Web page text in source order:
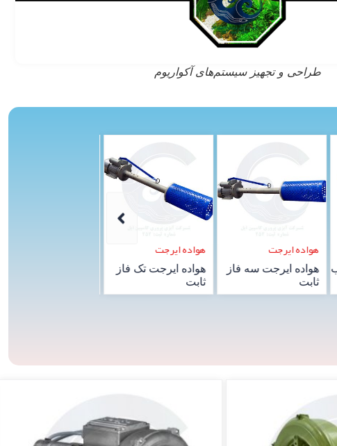
طراحی و تجهیز سیستم‌های آکواریوم
هواده ایرجت
هواده ایرجت سه‌ فاز
شناور
هواده ایرجت
هواده ایرجت تک‌ فاز
شناور